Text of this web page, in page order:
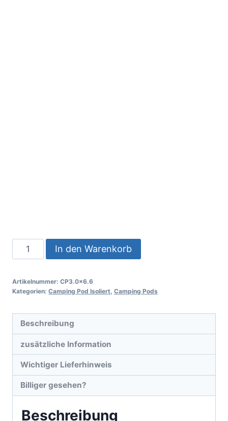
In den Warenkorb
Artikelnummer: CP3.0x6.6
Kategorien: Camping Pod Isoliert Camping Pods
Beschreibung
zusätzliche Information
Wichtiger Lieferhinweis
Billiger gesehen?
Beschreibung